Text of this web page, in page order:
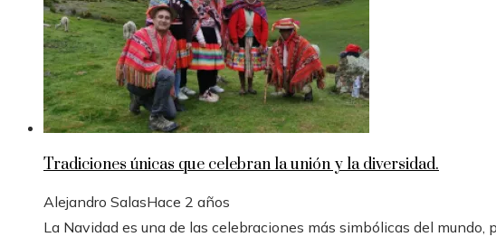
Tradiciones únicas que celebran la unión y la diversidad.
Alejandro SalasHace 2 años
La Navidad es una de las celebraciones más simbólicas del mundo,